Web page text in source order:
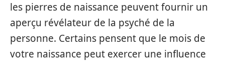
les pierres de naissance peuvent fournir un
aperçu révélateur de la psyché de la
personne. Certains pensent que le mois de
votre naissance peut exercer une influence